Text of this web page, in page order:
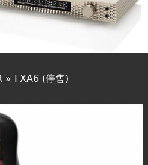
單
» FXA6 (停售)